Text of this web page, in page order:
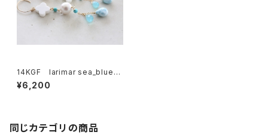
14KGF larimar sea_blue_t
urquoise pierce[kgf0631]
¥6,200
同じカテゴリの商品